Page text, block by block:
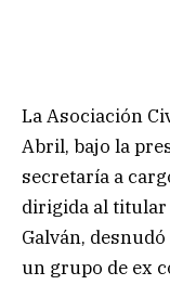
La Asociación
Abril, bajo la
secretaría a
dirigida al titular
Galván,
un grupo de ex